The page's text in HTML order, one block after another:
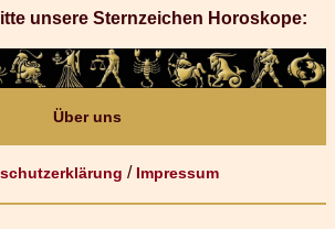
unsere Sternzeichen Horoskope:
Über uns
/ Impressum